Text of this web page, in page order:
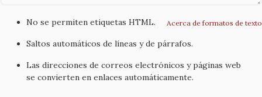
Acerca de formatos de texto
No se permiten etiquetas HTML.
Saltos automáticos de líneas y de párrafos.
Las direcciones de correos electrónicos y páginas web
se convierten en enlaces automáticamente.